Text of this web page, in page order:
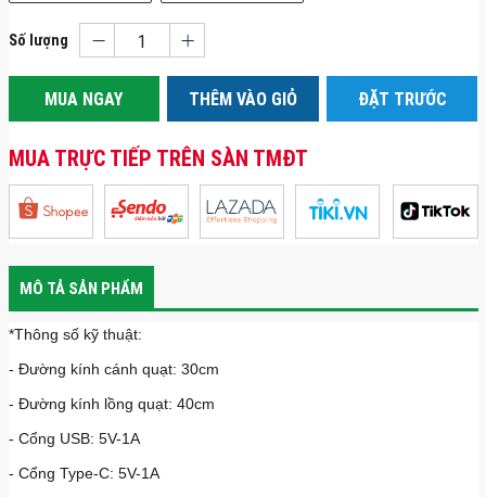
Số lượng
MUA NGAY THÊM VÀO GIỎ ĐẶT TRƯỚC
MUA TRỰC TIẾP TRÊN SÀN TMĐT
MÔ TẢ SẢN PHẨM
*Thông số kỹ thuật:
- Đường kính cánh quạt: 30cm
- Đường kính lồng quạt: 40cm
- Cổng USB: 5V-1A
- Cổng Type-C: 5V-1A